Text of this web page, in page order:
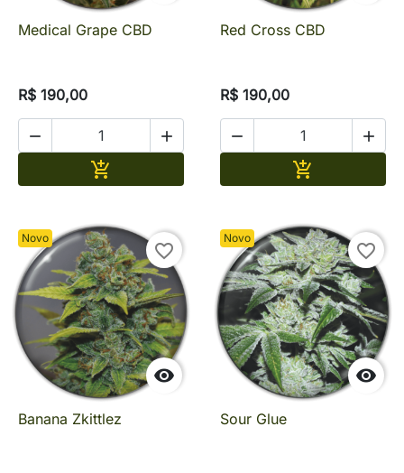
Medical Grape CBD
R$ 190,00
 

Red Cross CBD
R$ 190,00
 

Novo

favorite_border
Banana Zkittlez
Novo

favorite_border
Sour Glue